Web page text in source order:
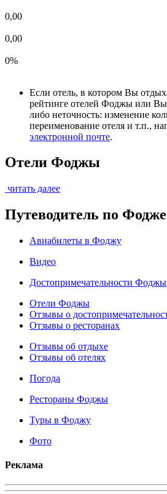
0,00
0,00
0%
Если отель, в котором Вы
рейтинге отелей Фоджы или
либо неточность: изменение
переименование отеля и т.п.,
электронной почте.
Отели Фоджы
читать далее
Путеводитель по Фодже
Авиабилеты в Фоджу
Видео
Достопримечательности Фоджы
Отели Фоджы
Отзывы о
Отзывы о ресторанах
Отзывы об отдыхе
Отзывы об отелях
Погода
Рестораны Фоджы
Туры в Фоджу
Фото
Реклама